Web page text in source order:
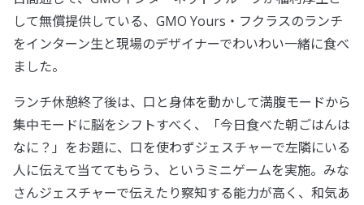
して無償提供している、GMO Yours・フクラスのランチ
をインターン生と現場のデザイナーでわいわい一緒に食べ
ました。
ランチ休憩終了後は、口と身体を動かして満腹モードから
集中モードに脳をシフトすべく、「今日食べた朝ごはんは
なに？」をお題に、口を使わずジェスチャーで左隣にいる
人に伝えて当ててもらう、というミニゲームを実施。みな
さんジェスチャーで伝えたり察知する能力が高く、和気あ